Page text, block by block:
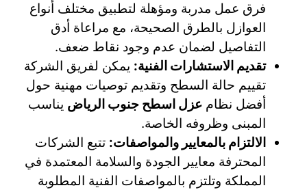
فرق عمل مدربة ومؤهلة لتطبيق مختلف أنواع
العوازل بالطرق الصحيحة، مع مراعاة أدق
التفاصيل لضمان عدم وجود نقاط ضعف.
تقديم الاستشارات الفنية: يمكن لفريق الشركة
تقييم حالة السطح وتقديم توصيات مهنية حول
أفضل نظام عزل اسطح جنوب الرياض يناسب
المبنى وظروفه الخاصة.
الالتزام بالمعايير والمواصفات: تتبع الشركات
المحترفة معايير الجودة والسلامة المعتمدة في
المملكة وتلتزم بالمواصفات الفنية المطلوبة